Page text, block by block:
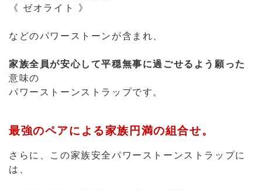
《 ゼオライト 》
などのパワーストーンが含まれ、
家族全員が安心して平穏無事に過ごせるよう願った
意味の
パワーストーンストラップです。
最強のペアによる家族円満の組合せ。
さらに、この家族安全パワーストーンストラップに
は、